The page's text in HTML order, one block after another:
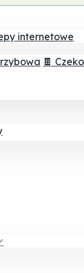
internetowe
🍫